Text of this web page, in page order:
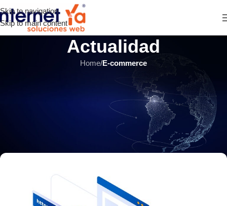
Skip to navigation
Skip to main content
Actualidad
Home/E-commerce
SITIOS WEB ,ÚLTIMOS ARTÍCULOS
Navegación Segura:
Descubriendo el Mundo de los
Certificados SSL
INTERNET YA Soluciones Web el 7 noviembre, 2023